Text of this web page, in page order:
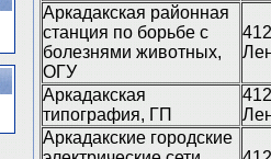
Аркадакская районная
станция по борьбе с
болезнями животных,
ОГУ
Аркадакская
типография, ГП
Аркадакские городские